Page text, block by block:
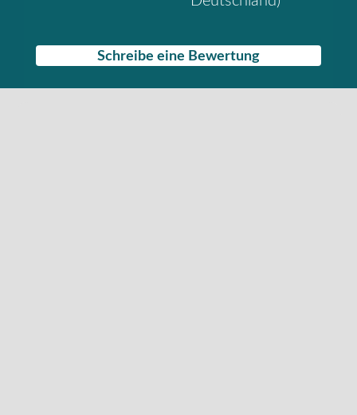
Schreibe eine Bewertung